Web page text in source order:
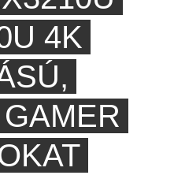
4K